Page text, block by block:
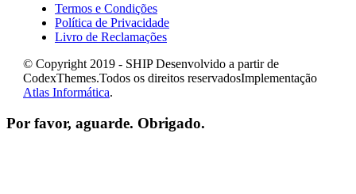
Termos e Condições
Política de Privacidade
Livro de Reclamações
© Copyright 2019 - SHIP Desenvolvido a partir de
CodexThemes.Todos os direitos reservadosImplementação
Atlas Informática.
Por favor, aguarde. Obrigado.